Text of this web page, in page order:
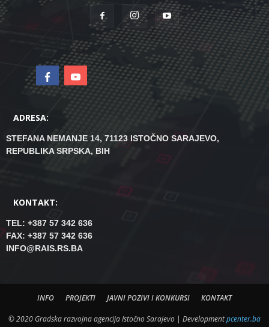
ADRESA:
STEFANA NEMANJE 14, 71123 ISTOČNO SARAJEVO,
REPUBLIKA SRPSKA, BIH
KONTAKT:
TEL: +387 57 342 636
FAX: +387 57 342 636
INFO@RAIS.RS.BA
INFO PROJEKTI JAVNI POZIVI I KONKURSI KONTAKT
© 2020 Gradska razvojna agencija Istočno Sarajevo | Developmentpcenter.ba